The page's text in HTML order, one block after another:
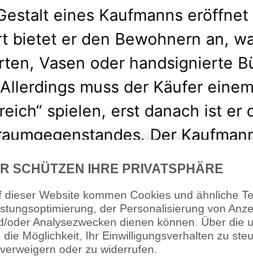
eines Kaufmanns
bietet er den Bewohnern an,
Vasen oder handsignierte
muss der Käufer
spielen, erst danach ist er
Der
die Menschen in der Stadt
verkauft er ein Amulett. Sie
Arthritis, einer